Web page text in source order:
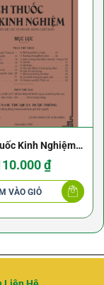
Kinh Nghiệm –
An Nhân – 1930
₫
VÀO GIỎ